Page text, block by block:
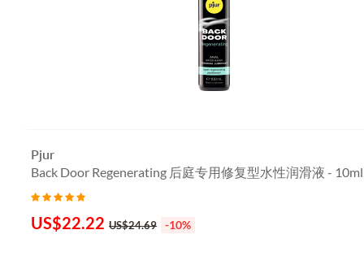
Pjur
Back Door Regenerating 后庭专用修复型水性润滑液 -
醇维他命原B5& 洋甘菊)
US$22.22 US$24.69 -10%